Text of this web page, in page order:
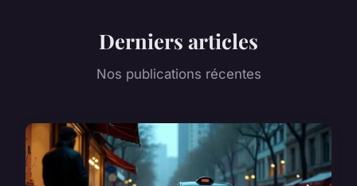
Derniers articles
Nos publications récentes